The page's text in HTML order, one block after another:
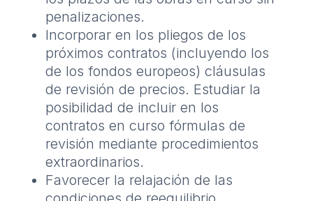
penalizaciones.
Incorporar en los pliegos de los
próximos contratos (incluyendo los
de los fondos europeos) cláusulas
de revisión de precios. Estudiar la
posibilidad de incluir en los
contratos en curso fórmulas de
revisión mediante procedimientos
extraordinarios.
Favorecer la relajación de las